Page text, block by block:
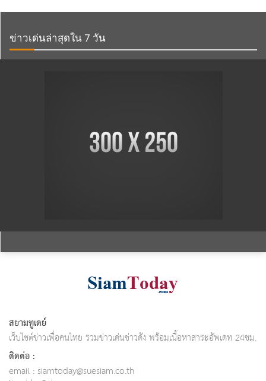
ข่าวเด่นล่าสุดใน 7 วัน
สยามทูเดย์
เว็บไซต์ข่าวเพื่อคนไทย รวมข่าวเด่นข่าวดัง พร้อมเนื้อหาสาระอัพเดท 24ชม.
ติดต่อ :
email : siamtoday@suesiam.co.th